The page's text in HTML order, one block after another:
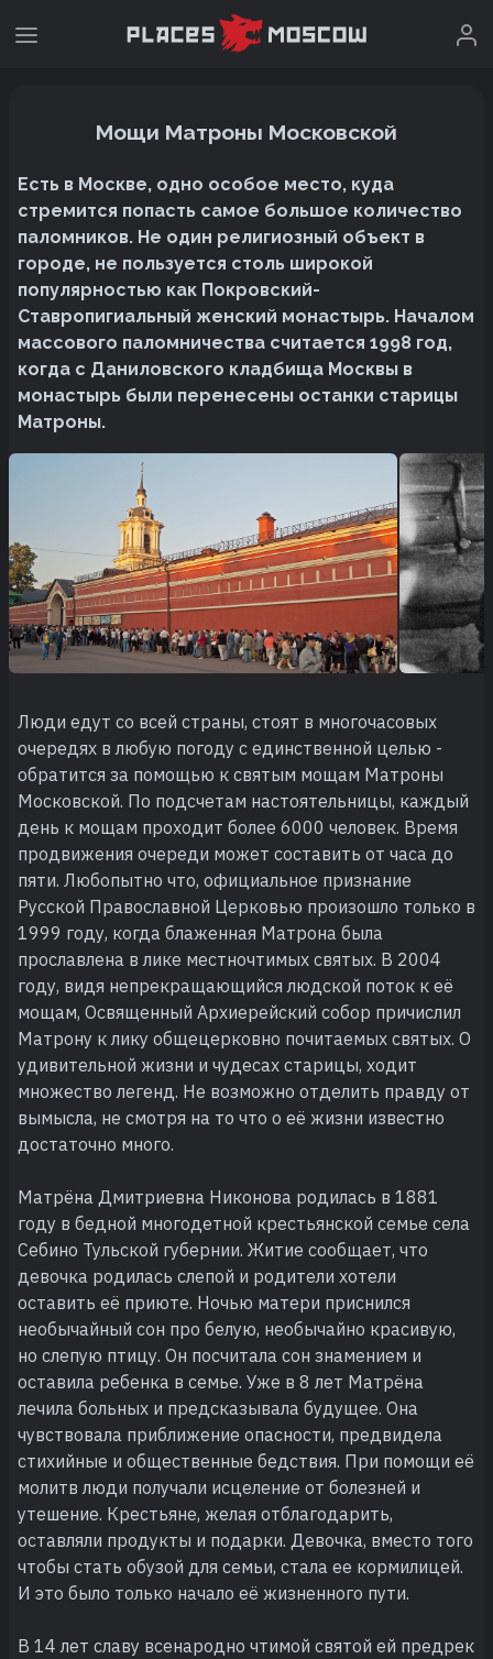
Мощи Матроны Московской
Есть в Москве, одно особое место, куда
стремится попасть самое большое количество
паломников. Не один религиозный объект в
городе, не пользуется столь широкой
популярностью как Покровский-
Ставропигиальный женский монастырь. Началом
массового паломничества считается 1998 год,
когда с Даниловского кладбища Москвы в
монастырь были перенесены останки старицы
Матроны.
Люди едут со всей страны, стоят в многочасовых
очередях в любую погоду с единственной целью -
обратится за помощью к святым мощам Матроны
Московской. По подсчетам настоятельницы, каждый
день к мощам проходит более 6000 человек. Время
продвижения очереди может составить от часа до
пяти. Любопытно что, официальное признание
Русской Православной Церковью произошло только в
1999 году, когда блаженная Матрона была
прославлена в лике местночтимых святых. В 2004
году, видя непрекращающийся людской поток к её
мощам, Освященный Архиерейский собор причислил
Матрону к лику общецерковно почитаемых святых. О
удивительной жизни и чудесах старицы, ходит
множество легенд. Не возможно отделить правду от
вымысла, не смотря на то что о её жизни известно
достаточно много.
Матрёна Дмитриевна Никонова родилась в 1881
году в бедной многодетной крестьянской семье села
Себино Тульской губернии. Житие сообщает, что
девочка родилась слепой и родители хотели
оставить её приюте. Ночью матери приснился
необычайный сон про белую, необычайно красивую,
но слепую птицу. Он посчитала сон знамением и
оставила ребенка в семье. Уже в 8 лет Матрёна
лечила больных и предсказывала будущее. Она
чувствовала приближение опасности, предвидела
стихийные и общественные бедствия. При помощи её
молитв люди получали исцеление от болезней и
утешение. Крестьяне, желая отблагодарить,
оставляли продукты и подарки. Девочка, вместо того
чтобы стать обузой для семьи, стала ее кормилицей.
И это было только начало её жизненного пути.
В 14 лет славу всенародно чтимой святой ей предрек